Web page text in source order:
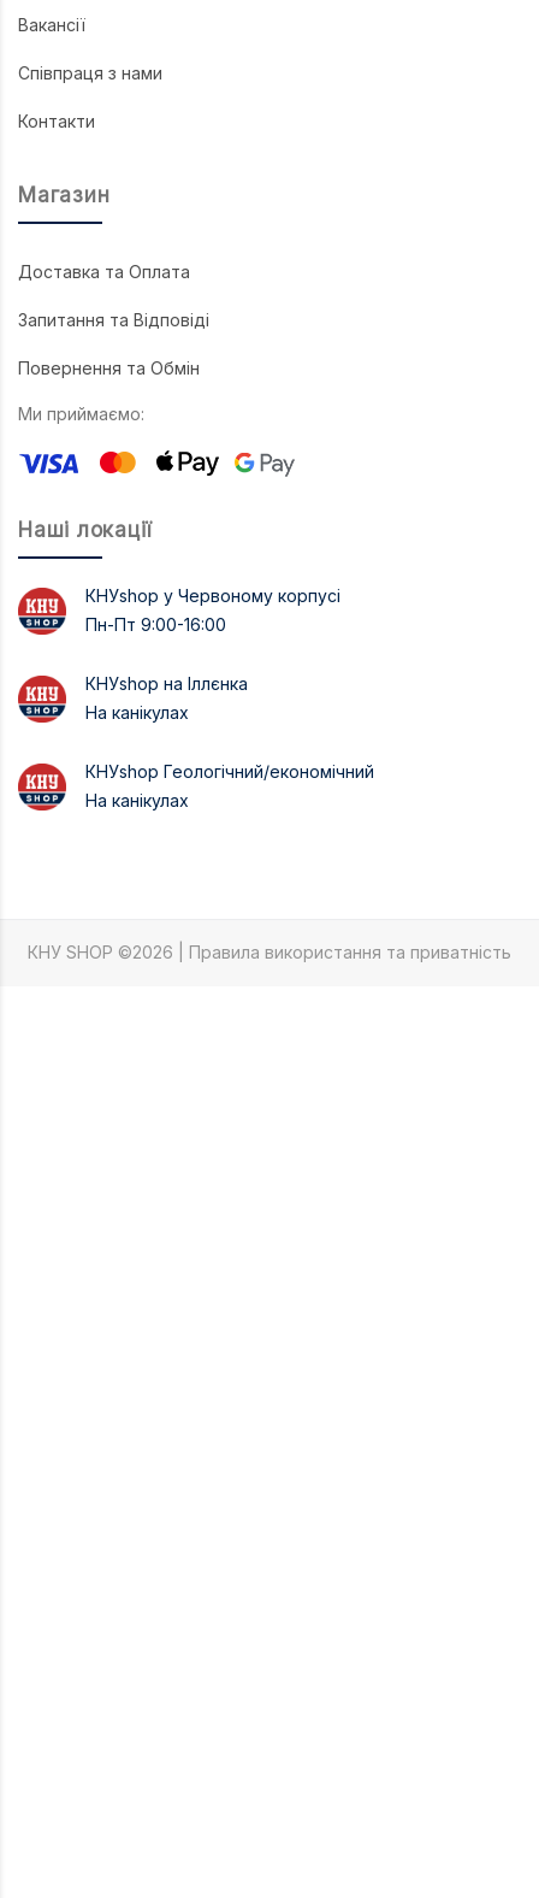
Вакансії
Співпраця з нами
Контакти
Магазин
Доставка та Оплата
Запитання та Відповіді
Повернення та Обмін
Ми приймаємо:
Наші локації
КНУshop у Червоному корпусі
Пн-Пт 9:00-16:00
КНУshop на Іллєнка
На канікулах
КНУshop Геологічний/економічний
На канікулах
КНУ SHOP ©2026 | Правила використання та приватність